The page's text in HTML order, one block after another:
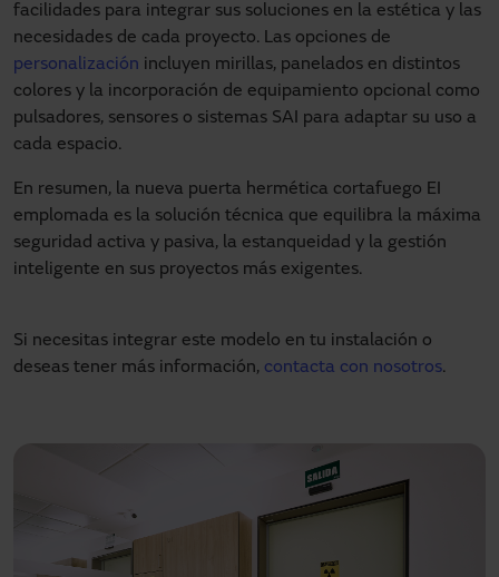
facilidades para integrar sus soluciones en la estética y las
necesidades de cada proyecto. Las opciones de
personalización incluyen mirillas, panelados en distintos
colores y la incorporación de equipamiento opcional como
pulsadores, sensores o sistemas SAI para adaptar su uso a
cada espacio.
En resumen, la nueva puerta hermética cortafuego EI
emplomada es la solución técnica que equilibra la máxima
seguridad activa y pasiva, la estanqueidad y la gestión
inteligente en sus proyectos más exigentes.
Si necesitas integrar este modelo en tu instalación o
deseas tener más información, contacta con nosotros.